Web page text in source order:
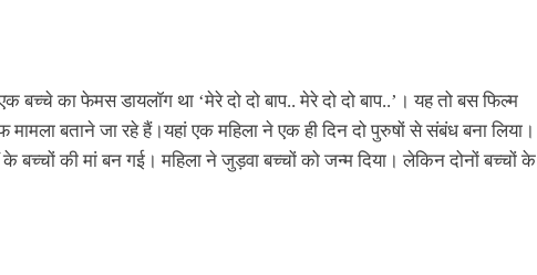
बच्चे का फेमस डायलॉग था ‘मेरे दो दो बाप.. मेरे दो दो बाप..’। यह तो बस फिल्म
बताने जा रहे हैं।यहां एक महिला ने एक ही दिन दो पुरुषों से संबंध बना लिया।
बच्चों की मां बन गई। महिला ने जुड़वा बच्चों को जन्म दिया। लेकिन दोनों बच्चों के